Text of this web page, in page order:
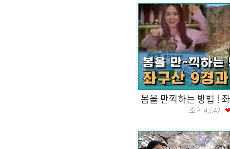
봄을 만끽하는 방법 !
조회 4,642